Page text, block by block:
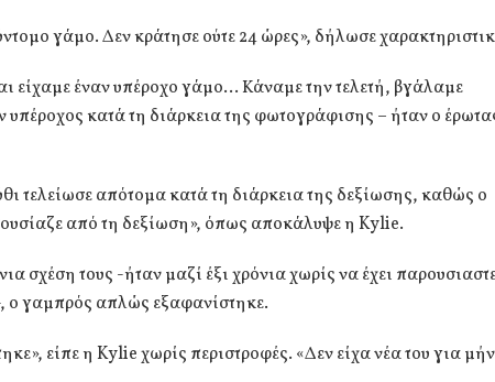
γάμο. Δεν κράτησε ούτε 24 ώρες», δήλωσε
είχαμε έναν υπέροχο γάμο… Κάναμε την τελετή, βγάλαμε
κατά τη διάρκεια της φωτογράφισης – ήταν ο
τελείωσε απότομα κατά τη διάρκεια της δεξίωσης, καθώς ο
από τη δεξίωση», όπως αποκάλυψε η Kylie.
σχέση τους -ήταν μαζί έξι χρόνια χωρίς να έχει
γαμπρός απλώς εξαφανίστηκε.
είπε η Kylie χωρίς περιστροφές. «Δεν είχα νέα του για